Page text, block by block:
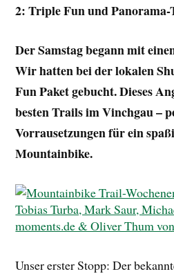
2: Triple Fun und
Der Samstag begann mit
Wir hatten bei der lokalen
Fun Paket gebucht. Dieses
besten Trails im Vinchgau –
Vorrausetzungen für ein
Mountainbike.
Unser erster Stopp: Der